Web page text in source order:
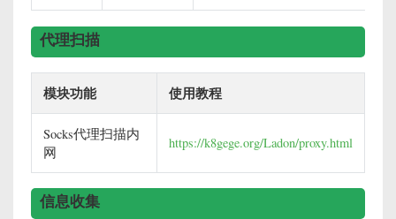
代理扫描
模块功能 使用教程
Socks代理扫描内
网
https://k8gege.org/Ladon/proxy.html
信息收集